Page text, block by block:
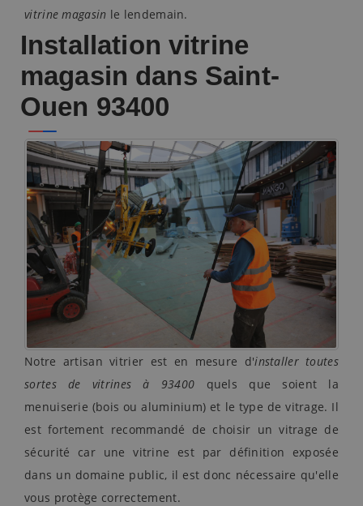
vitrine magasin le lendemain.
Installation vitrine
magasin dans Saint-
Ouen 93400
Notre artisan vitrier est en mesure d'installer toutes
sortes de vitrines à 93400 quels que soient la
menuiserie (bois ou aluminium) et le type de vitrage. Il
est fortement recommandé de choisir un vitrage de
sécurité car une vitrine est par définition exposée
dans un domaine public, il est donc nécessaire qu'elle
vous protège correctement.